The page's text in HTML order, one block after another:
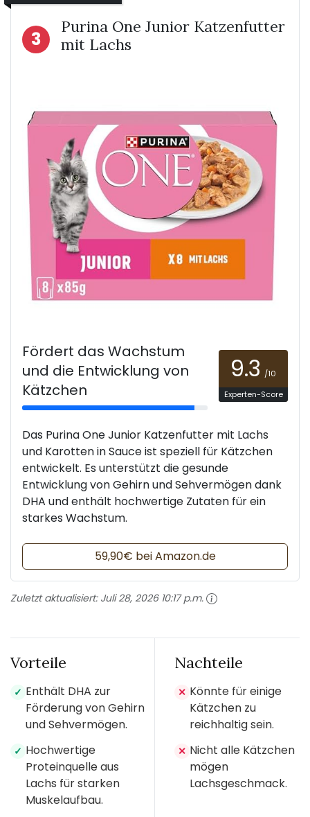
3
Purina One Junior Katzenfutter
mit Lachs
Fördert das Wachstum
und die Entwicklung von
Kätzchen
9.3 /10
Experten-Score
Das Purina One Junior Katzenfutter mit Lachs
und Karotten in Sauce ist speziell für Kätzchen
entwickelt. Es unterstützt die gesunde
Entwicklung von Gehirn und Sehvermögen dank
DHA und enthält hochwertige Zutaten für ein
starkes Wachstum.
59,90€ bei Amazon.de
Zuletzt aktualisiert: Juli 28, 2026 10:17 p.m.
Vorteile
✓ Enthält DHA zur
Förderung von Gehirn
und Sehvermögen.
✓ Hochwertige
Proteinquelle aus
Lachs für starken
Muskelaufbau.
Nachteile
✕ Könnte für einige
Kätzchen zu
reichhaltig sein.
✕ Nicht alle Kätzchen
mögen
Lachsgeschmack.